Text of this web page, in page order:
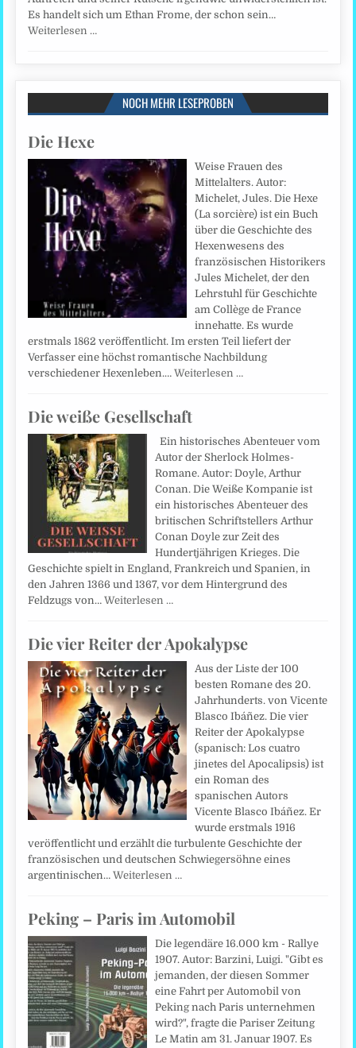
Es handelt sich um Ethan Frome, der schon sein…
Weiterlesen …
NOCH MEHR LESEPROBEN
Die Hexe
Weise Frauen des
Mittelalters. Autor:
Michelet, Jules. Die Hexe
(La sorcière) ist ein Buch
über die Geschichte des
Hexenwesens des
französischen Historikers
Jules Michelet, der den
Lehrstuhl für Geschichte
am Collège de France
innehatte. Es wurde
erstmals 1862 veröffentlicht. Im ersten Teil liefert der
Verfasser eine höchst romantische Nachbildung
verschiedener Hexenleben.…Weiterlesen …
Die weiße Gesellschaft
Ein historisches Abenteuer vom
Autor der Sherlock Holmes-
Romane. Autor: Doyle, Arthur
Conan. Die Weiße Kompanie ist
ein historisches Abenteuer des
britischen Schriftstellers Arthur
Conan Doyle zur Zeit des
Hundertjährigen Krieges. Die
Geschichte spielt in England, Frankreich und Spanien, in
den Jahren 1366 und 1367, vor dem Hintergrund des
Feldzugs von…Weiterlesen …
Die vier Reiter der Apokalypse
Aus der Liste der 100
besten Romane des 20.
Jahrhunderts. von Vicente
Blasco Ibáñez. Die vier
Reiter der Apokalypse
(spanisch: Los cuatro
jinetes del Apocalipsis) ist
ein Roman des
spanischen Autors
Vicente Blasco Ibáñez. Er
wurde erstmals 1916
veröffentlicht und erzählt die turbulente Geschichte der
französischen und deutschen Schwiegersöhne eines
argentinischen…Weiterlesen …
Peking – Paris im Automobil
Die legendäre 16.000 km - Rallye
1907. Autor: Barzini, Luigi. "Gibt es
jemanden, der diesen Sommer
eine Fahrt per Automobil von
Peking nach Paris unternehmen
wird?", fragte die Pariser Zeitung
Le Matin am 31. Januar 1907. Es